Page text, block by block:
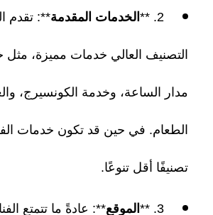
2. ** الخدمات المقدمة**: تقدم
التصنيف العالي خدمات مميزة،
مدار الساعة، وخدمة الكونسيرج،
الطعام. في حين قد تكون خدمات
تصنيفًا أقل تنوعًا.
3. ** الموقع**: عادةً ما تتمتع